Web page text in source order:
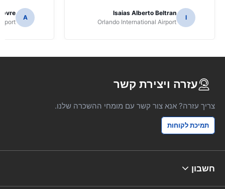
I
Isaias Alberto Beltran
Orlando International Airport
A
עזרה ויצירת קשר
צריך עזרה? אנא צור קשר עם מומחי ההשכרה שלנו.
תמיכת לקוחות
חשבון